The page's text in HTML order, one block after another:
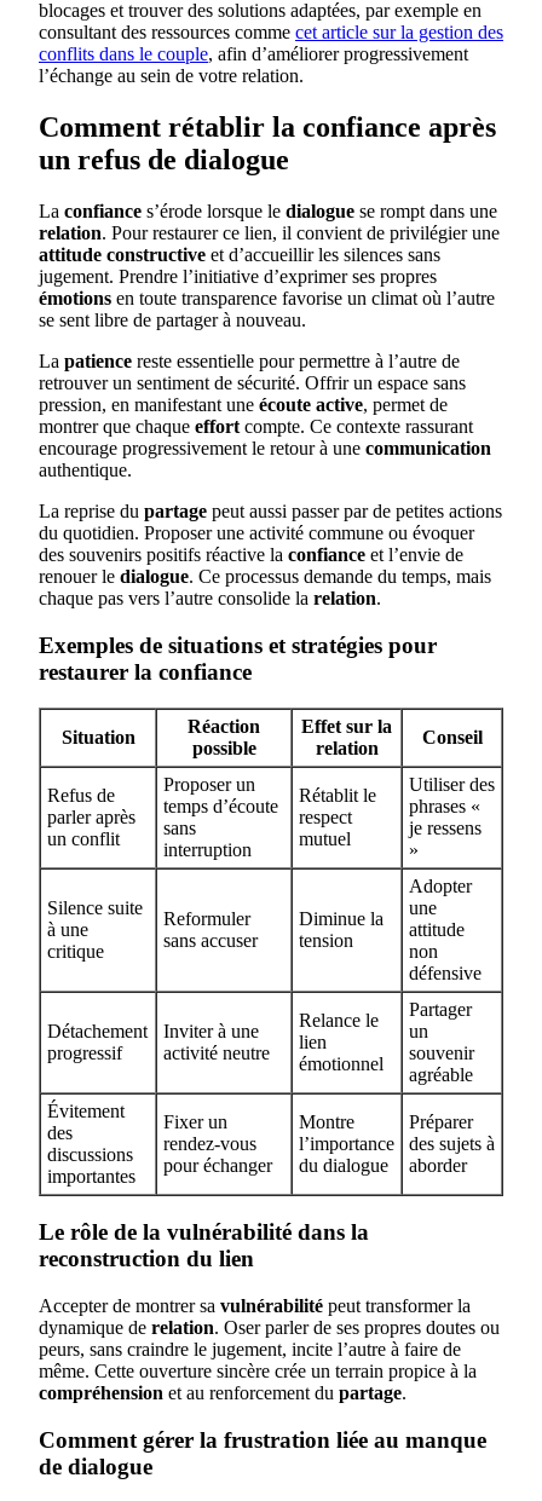
blocages et trouver des solutions adaptées, par exemple en
consultant des ressources comme cet article sur la gestion des
conflits dans le couple, afin d’améliorer progressivement
l’échange au sein de votre relation.
Comment rétablir la confiance après
un refus de dialogue
La confiance s’érode lorsque le dialogue se rompt dans une
relation. Pour restaurer ce lien, il convient de privilégier une
attitude constructive et d’accueillir les silences sans
jugement. Prendre l’initiative d’exprimer ses propres
émotions en toute transparence favorise un climat où l’autre
se sent libre de partager à nouveau.
La patience reste essentielle pour permettre à l’autre de
retrouver un sentiment de sécurité. Offrir un espace sans
pression, en manifestant une écoute active, permet de
montrer que chaque effort compte. Ce contexte rassurant
encourage progressivement le retour à une communication
authentique.
La reprise du partage peut aussi passer par de petites actions
du quotidien. Proposer une activité commune ou évoquer
des souvenirs positifs réactive la confiance et l’envie de
renouer le dialogue. Ce processus demande du temps, mais
chaque pas vers l’autre consolide la relation.
Exemples de situations et stratégies pour
restaurer la confiance
Situation
Réaction
possible
Effet sur la
relation
Conseil
Refus de
parler après
un conflit
Proposer un
temps d’écoute
sans
interruption
Rétablit le
respect
mutuel
Utiliser des
phrases «
je ressens
»
Silence suite
à une
critique
Reformuler
sans accuser
Diminue la
tension
Adopter
une
attitude
non
défensive
Détachement
progressif
Inviter à une
activité neutre
Relance le
lien
émotionnel
Partager
un
souvenir
agréable
Évitement
des
discussions
importantes
Fixer un
rendez-vous
pour échanger
Montre
l’importance
du dialogue
Préparer
des sujets à
aborder
Le rôle de la vulnérabilité dans la
reconstruction du lien
Accepter de montrer sa vulnérabilité peut transformer la
dynamique de relation. Oser parler de ses propres doutes ou
peurs, sans craindre le jugement, incite l’autre à faire de
même. Cette ouverture sincère crée un terrain propice à la
compréhension et au renforcement du partage.
Comment gérer la frustration liée au manque
de dialogue